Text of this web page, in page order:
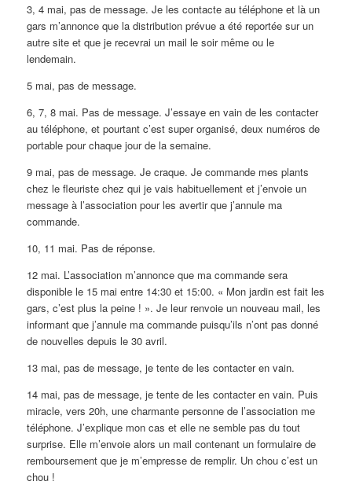
3, 4 mai, pas de message. Je les contacte au téléphone et là un
gars m’annonce que la distribution prévue a été reportée sur un
autre site et que je recevrai un mail le soir même ou le
lendemain.
5 mai, pas de message.
6, 7, 8 mai. Pas de message. J’essaye en vain de les contacter
au téléphone, et pourtant c’est super organisé, deux numéros de
portable pour chaque jour de la semaine.
9 mai, pas de message. Je craque. Je commande mes plants
chez le fleuriste chez qui je vais habituellement et j’envoie un
message à l’association pour les avertir que j’annule ma
commande.
10, 11 mai. Pas de réponse.
12 mai. L’association m’annonce que ma commande sera
disponible le 15 mai entre 14:30 et 15:00. « Mon jardin est fait les
gars, c’est plus la peine ! ». Je leur renvoie un nouveau mail, les
informant que j’annule ma commande puisqu’ils n’ont pas donné
de nouvelles depuis le 30 avril.
13 mai, pas de message, je tente de les contacter en vain.
14 mai, pas de message, je tente de les contacter en vain. Puis
miracle, vers 20h, une charmante personne de l’association me
téléphone. J’explique mon cas et elle ne semble pas du tout
surprise. Elle m’envoie alors un mail contenant un formulaire de
remboursement que je m’empresse de remplir. Un chou c’est un
chou !